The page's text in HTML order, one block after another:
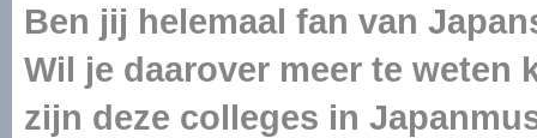
Ben jij helemaal fan van
Wil je daarover meer te weten
zijn deze colleges in